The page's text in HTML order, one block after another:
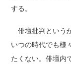
する。
俳壇批判という
いつの時代でも様
たくない。俳壇内